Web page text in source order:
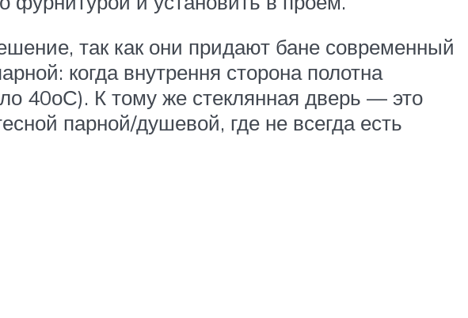
так как они придают бане современный
когда внутрення сторона полотна
40оС). К тому же стеклянная дверь — это
парной/душевой, где не всегда есть